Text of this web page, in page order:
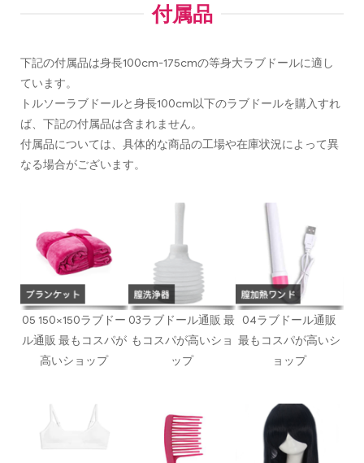
付属品
下記の付属品は身長100cm-175cmの等身大ラブドールに適し
ています。
トルソーラブドールと身長100cm以下のラブドールを購入すれ
ば、下記の付属品は含まれません。
付属品については、具体的な商品の工場や在庫状況によって異
なる場合がございます。
05 150×150ラブドー
ル通販 最もコスパが
高いショップ
03ラブドール通販 最
もコスパが高いショ
ップ
04ラブドール通販
最もコスパが高いシ
ョップ